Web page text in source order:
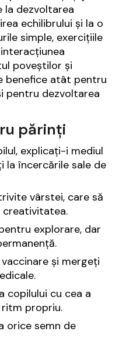
la dezvoltarea
echilibrului și la o
simple, exercițiile
poveștilor și
benefice atât pentru
pentru dezvoltarea
părinți
explicați-i mediul
la încercările sale de
vârstei, care să
explorare, dar
și mergeți
copilului cu cea a
propriu.
orice semn de